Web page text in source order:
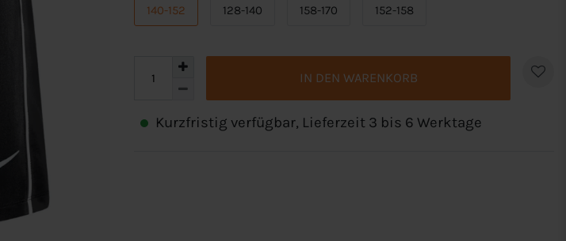
140-152 128-140 158-170 152-158
IN DEN WARENKORB
Kurzfristig verfügbar, Lieferzeit 3 bis 6 Werktage